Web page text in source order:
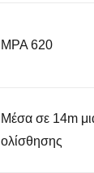
MPA 620
Μέσα σε 14m
ολίσθησης